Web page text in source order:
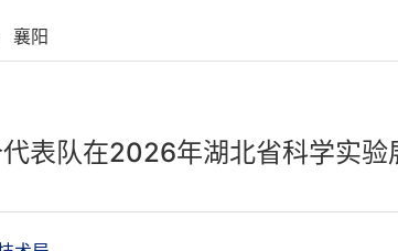
襄阳
表队在2026年湖北省科学实验